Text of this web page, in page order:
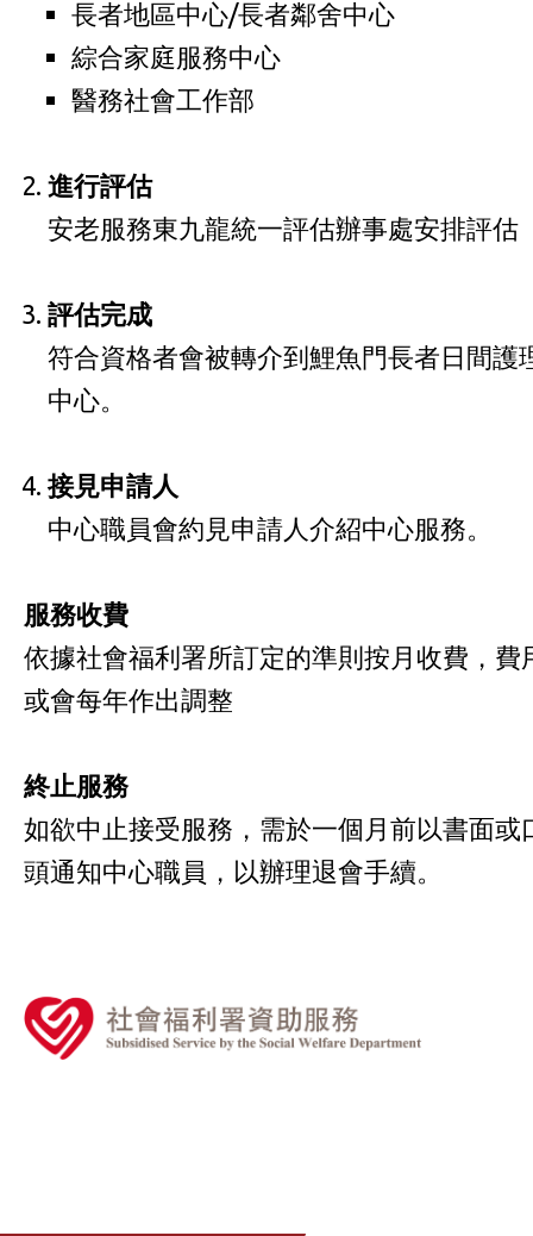
長者地區中心/長者鄰舍中心
綜合家庭服務中心
醫務社會工作部
進行評估
安老服務東九龍統一評估辦事處安排評估
評估完成
符合資格者會被轉介到鯉魚門長者日間護
中心。
接見申請人
中心職員會約見申請人介紹中心服務。
服務收費
依據社會福利署所訂定的準則按月收費，費
或會每年作出調整
終止服務
如欲中止接受服務，需於一個月前以書面或
頭通知中心職員， 以辦理退會手續。